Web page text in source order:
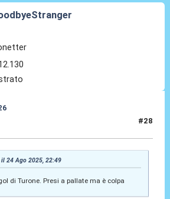
#28
24 Ago 2025, 22:49
di Turone. Presi a pallate ma è colpa